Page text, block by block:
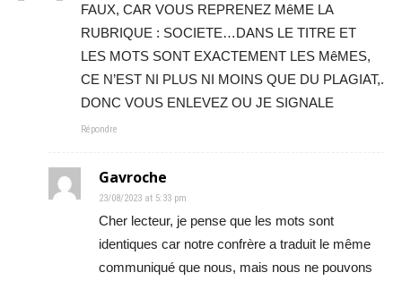
FAUX, CAR VOUS REPRENEZ MêME LA
RUBRIQUE : SOCIETE…DANS LE TITRE ET
LES MOTS SONT EXACTEMENT LES MêMES,
CE N’EST NI PLUS NI MOINS QUE DU PLAGIAT,.
DONC VOUS ENLEVEZ OU JE SIGNALE
Répondre
Gavroche
23/08/2023 at 5:33 pm
Cher lecteur, je pense que les mots sont
identiques car notre confrère a traduit le même
communiqué que nous, mais nous ne pouvons